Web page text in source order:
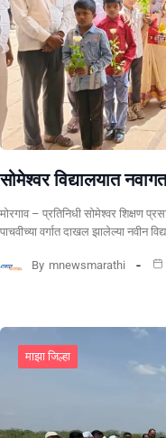
सोमेश्वर विद्यालयात
मोरगाव – प्रतिनिधी सोमेश्वर शिक्षण
पाचवीच्या वर्गात दाखल झालेल्या नवीन
By mnewsmarathi
माझा जिल्हा